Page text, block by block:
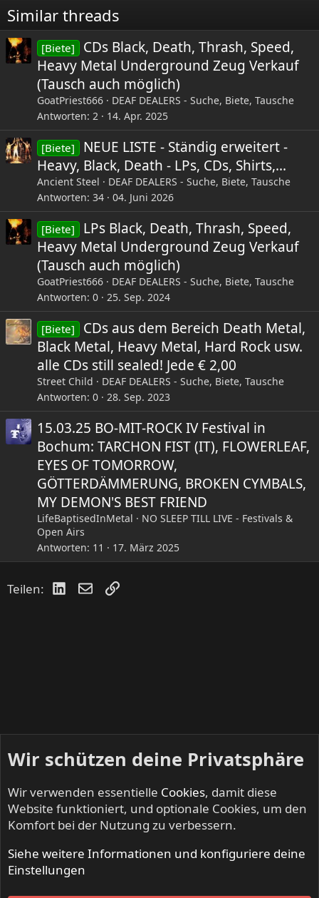
Similar threads
[Biete]
CDs Black, Death, Thrash, Speed,
Heavy Metal Underground Zeug Verkauf
(Tausch auch möglich)
GoatPriest666
DEAF DEALERS - Suche, Biete, Tausche
Antworten 2 14. Apr. 2025
[Biete]
NEUE LISTE - Ständig erweitert -
Heavy, Black, Death - LPs, CDs, Shirts,...
Ancient Steel
DEAF DEALERS - Suche, Biete, Tausche
Antworten 34 04. Juni 2026
[Biete]
LPs Black, Death, Thrash, Speed,
Heavy Metal Underground Zeug Verkauf
(Tausch auch möglich)
GoatPriest666
DEAF DEALERS - Suche, Biete, Tausche
Antworten 0 25. Sep. 2024
[Biete]
CDs aus dem Bereich Death Metal,
Black Metal, Heavy Metal, Hard Rock usw.
alle CDs still sealed! Jede € 2,00
Street Child
DEAF DEALERS - Suche, Biete, Tausche
Antworten 0 28. Sep. 2023
15.03.25 BO-MIT-ROCK IV Festival in
Bochum: TARCHON FIST (IT), FLOWERLEAF,
EYES OF TOMORROW,
GÖTTERDÄMMERUNG, BROKEN CYMBALS,
MY DEMON'S BEST FRIEND
LifeBaptisedInMetal
NO SLEEP TILL LIVE - Festivals &
Open Airs
Antworten 11 17. März 2025
Teilen: LinkedIn
E-MailLink
DEAF DEALERS - Suche, Biete, Tausche
Wir schützen deine Privatsphäre
Wir verwenden essentielle Cookies, damit diese
Website funktioniert, und optionale Cookies, um den
Komfort bei der Nutzung zu verbessern.
Siehe weitere Informationen und konfiguriere deine
Einstellungen